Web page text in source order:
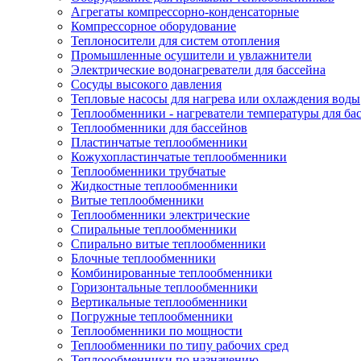
Агрегаты компрессорно-конденсаторные
Компрессорное оборудование
Теплоносители для систем отопления
Промышленные осушители и увлажнители
Электрические водонагреватели для бассейна
Сосуды высокого давления
Тепловые насосы для нагрева или охлаждения воды
Теплообменники - нагреватели температуры для
Теплообменники для бассейнов
Пластинчатые теплообменники
Кожухопластинчатые теплообменники
Теплообменники трубчатые
Жидкостные теплообменники
Витые теплообменники
Теплообменники электрические
Спиральные теплообменники
Спирально витые теплообменники
Блочные теплообменники
Комбинированные теплообменники
Горизонтальные теплообменники
Вертикальные теплообменники
Погружные теплообменники
Теплообменники по мощности
Теплообменники по типу рабочих сред